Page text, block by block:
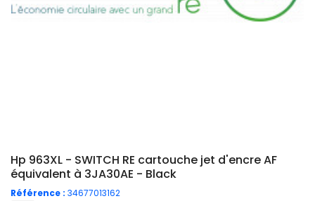
Hp 963XL - SWITCH RE cartouche jet d'encre AF
équivalent à 3JA30AE - Black
Référence : 34677013162